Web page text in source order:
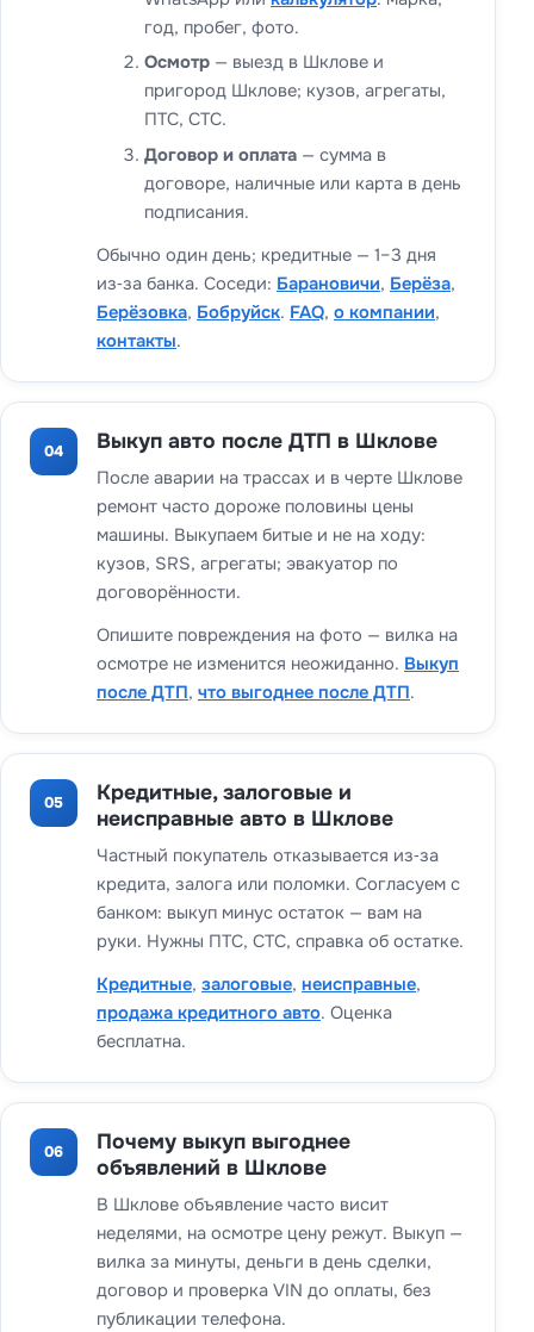
год, пробег, фото.
Осмотр — выезд в Шклове и
пригород Шклове; кузов, агрегаты,
ПТС, СТС.
Договор и оплата — сумма в
договоре, наличные или карта в день
подписания.
Обычно один день; кредитные — 1–3 дня
из‑за банка. Соседи: Барановичи, Берёза,
Берёзовка, Бобруйск. FAQ, о компании,
контакты.
04 Выкуп авто после ДТП в Шклове
После аварии на трассах и в черте Шклове
ремонт часто дороже половины цены
машины. Выкупаем битые и не на ходу:
кузов, SRS, агрегаты; эвакуатор по
договорённости.
Опишите повреждения на фото — вилка на
осмотре не изменится неожиданно. Выкуп
после ДТП, что выгоднее после ДТП.
05
Кредитные, залоговые и
неисправные авто в Шклове
Частный покупатель отказывается из‑за
кредита, залога или поломки. Согласуем с
банком: выкуп минус остаток — вам на
руки. Нужны ПТС, СТС, справка об остатке.
Кредитные, залоговые, неисправные,
продажа кредитного авто. Оценка
бесплатна.
06
Почему выкуп выгоднее
объявлений в Шклове
В Шклове объявление часто висит
неделями, на осмотре цену режут. Выкуп —
вилка за минуты, деньги в день сделки,
договор и проверка VIN до оплаты, без
публикации телефона.